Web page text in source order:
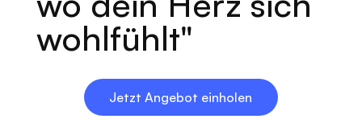
wohlfühlt"
Jetzt Angebot einholen